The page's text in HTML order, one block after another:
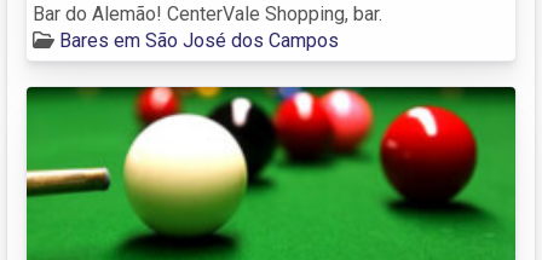
Bar do Alemão! CenterVale Shopping, bar.
Bares em São José dos Campos